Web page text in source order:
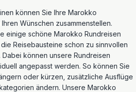
können Sie Ihre Marokko
Wünschen zusammenstellen.
einige schöne Marokko Rundreisen
Reisebausteine schon zu sinnvollen
können unsere Rundreisen
angepasst werden. So können Sie
oder kürzen, zusätzliche Ausflüge
ändern. Unsere Marokko